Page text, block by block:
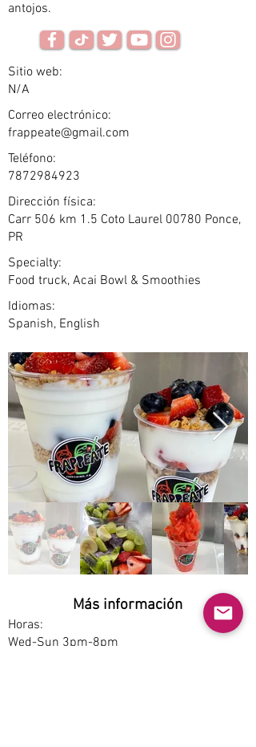
antojos.
Sitio web:
N/A
Correo electrónico:
frappeate@gmail.com
Teléfono:
7872984923
Dirección física:
Carr 506 km 1.5 Coto Laurel 00780 Ponce,
PR
Specialty:
Food truck, Acai Bowl & Smoothies
Idiomas:
Spanish, English
Más información
Horas:
Wed-Sun 3pm-8pm